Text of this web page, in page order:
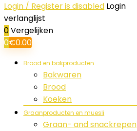
Login / Register is disabled Login
verlanglijst
0Vergelijken
0€0.00
Brood en bakproducten
Bakwaren
Brood
Koeken
Graanproducten en muesli
Graan- and snackrepen